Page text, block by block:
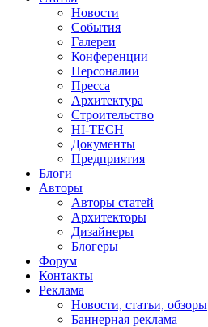
Новости
События
Галереи
Конференции
Персоналии
Пресса
Архитектура
Строительство
HI-TECH
Документы
Предприятия
Блоги
Авторы
Авторы статей
Архитекторы
Дизайнеры
Блогеры
Форум
Контакты
Реклама
Новости, статьи, обзоры
Баннерная реклама